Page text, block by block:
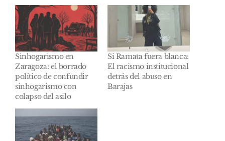
Sinhogarismo en
Zaragoza: el borrado
político de confundir
sinhogarismo con
colapso del asilo
Si Ramata fuera blanca:
El racismo institucional
detrás del abuso en
Barajas